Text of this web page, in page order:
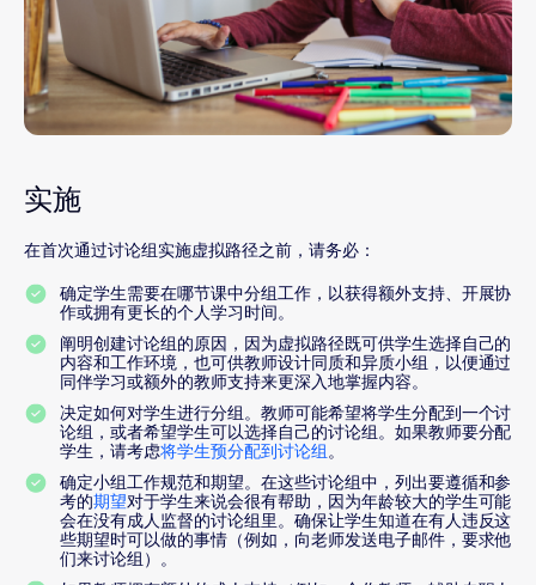
实施
在首次通过讨论组实施虚拟路径之前，请务必：
确定学生需要在哪节课中分组工作，以获得额外支持、开展协
作或拥有更长的个人学习时间。
阐明创建讨论组的原因，因为虚拟路径既可供学生选择自己的
内容和工作环境，也可供教师设计同质和异质小组，以便通过
同伴学习或额外的教师支持来更深入地掌握内容。
决定如何对学生进行分组。教师可能希望将学生分配到一个讨
论组，或者希望学生可以选择自己的讨论组。如果教师要分配
学生，请考虑将学生预分配到讨论组。
确定小组工作规范和期望。在这些讨论组中，列出要遵循和参
考的期望对于学生来说会很有帮助，因为年龄较大的学生可能
会在没有成人监督的讨论组里。确保让学生知道在有人违反这
些期望时可以做的事情（例如，向老师发送电子邮件，要求他
们来讨论组）。